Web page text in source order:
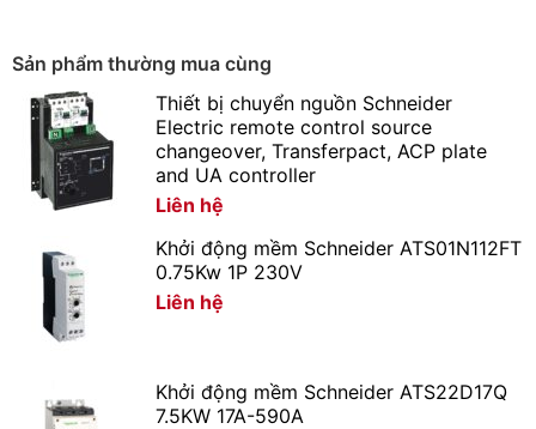
Sản phẩm thường mua cùng
Thiết bị chuyển nguồn Schneider
Electric remote control source
changeover, Transferpact, ACP plate
and UA controller
Liên hệ
Khởi động mềm Schneider ATS01N112FT
0.75Kw 1P 230V
Liên hệ
Khởi động mềm Schneider ATS22D17Q
7.5KW 17A-590A